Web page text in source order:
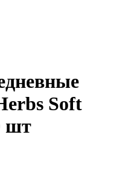
Soft
шт